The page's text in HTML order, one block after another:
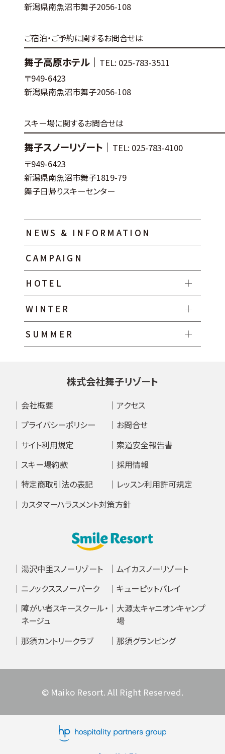
新潟県南魚沼市舞子2056-108
ご宿泊・ご予約に関するお問合せは
舞子高原ホテル｜ TEL: 025-783-3511
〒949-6423
新潟県南魚沼市舞子2056-108
スキー場に関するお問合せは
舞子スノーリゾート｜ TEL: 025-783-4100
〒949-6423
新潟県南魚沼市舞子1819-79
舞子日帰りスキーセンター
NEWS & INFORMATION
CAMPAIGN
HOTEL
WINTER
SUMMER
株式会社舞子リゾート
会社概要
プライバシーポリシー
サイト利用規定
スキー場約款
特定商取引法の表記
レッスン利用許可規定
アクセス
お問合せ
索道安全報告書
採用情報
カスタマーハラスメント対策方針
湯沢中里スノーリゾート
ムイカスノーリゾート
ニノックススノーパーク
キューピットバレイ
障がい者スキースクール・
ネージュ
大源太キャニオンキャンプ
場
那須カントリークラブ
那須グランピング
© Maiko Resort. All Right Reserved.